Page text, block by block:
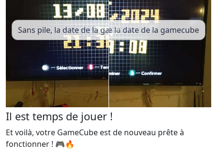
Sans pile, la date de la gamecube reste à 2090
Paramétrage de la date de la gamecube
Il est temps de jouer !
Et voilà, votre GameCube est de nouveau prête à
fonctionner ! 🎮🔥